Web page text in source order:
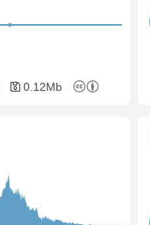
0.12Mb